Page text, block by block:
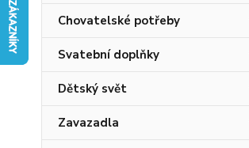
Chovatelské potřeby
Svatební doplňky
Dětský svět
Zavazadla